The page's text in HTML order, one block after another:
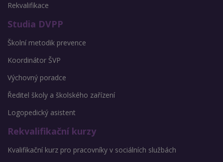
Rekvalifikace
Studia DVPP
Školní metodik prevence
Koordinátor ŠVP
Výchovný poradce
Ředitel školy a školského zařízení
Logopedický asistent
Rekvalifikační kurzy
Kvalifikační kurz pro pracovníky v sociálních službách